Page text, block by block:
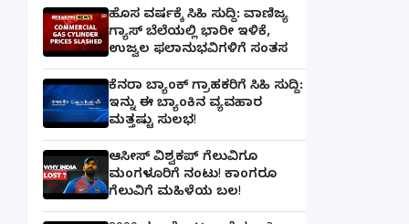
ಹೊಸ ವರ್ಷಕ್ಕೆ ಸಿಹಿ ಸುದ್ದಿ: ವಾಣಿಜ್ಯ
ಗ್ಯಾಸ್‌ ಬೆಲೆಯಲ್ಲಿ ಭಾರೀ ಇಳಿಕೆ,
ಉಜ್ವಲ ಫಲಾನುಭವಿಗಳಿಗೆ ಸಂತಸ
ಕೆನರಾ ಬ್ಯಾಂಕ್‌ ಗ್ರಾಹಕರಿಗೆ ಸಿಹಿ ಸುದ್ದಿ:
ಇನ್ನು ಈ ಬ್ಯಾಂಕಿನ ವ್ಯವಹಾರ
ಮತ್ತಷ್ಟು ಸುಲಭ!
ಆಸೀಸ್ ವಿಶ್ವಕಪ್ ಗೆಲುವಿಗೂ
ಮಂಗಳೂರಿಗೆ ನಂಟು! ಕಾಂಗರೂ
ಗೆಲುವಿಗೆ ಮಹಿಳೆಯ ಬಲ!